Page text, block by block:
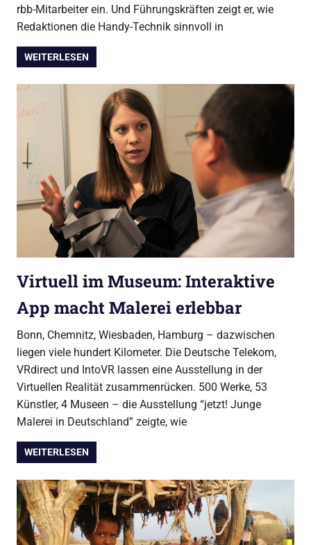
rbb-Mitarbeiter ein. Und Führungskräften zeigt er, wie
Redaktionen die Handy-Technik sinnvoll in
WEITERLESEN
Virtuell im Museum: Interaktive
App macht Malerei erlebbar
Bonn, Chemnitz, Wiesbaden, Hamburg – dazwischen
liegen viele hundert Kilometer. Die Deutsche Telekom,
VRdirect und IntoVR lassen eine Ausstellung in der
Virtuellen Realität zusammenrücken. 500 Werke, 53
Künstler, 4 Museen – die Ausstellung “jetzt! Junge
Malerei in Deutschland” zeigte, wie
WEITERLESEN